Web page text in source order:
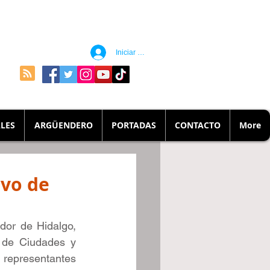
Iniciar sesión
ARGÜENDERO PORTADAS CONTACTO More
de
de Hidalgo,
Ciudades y